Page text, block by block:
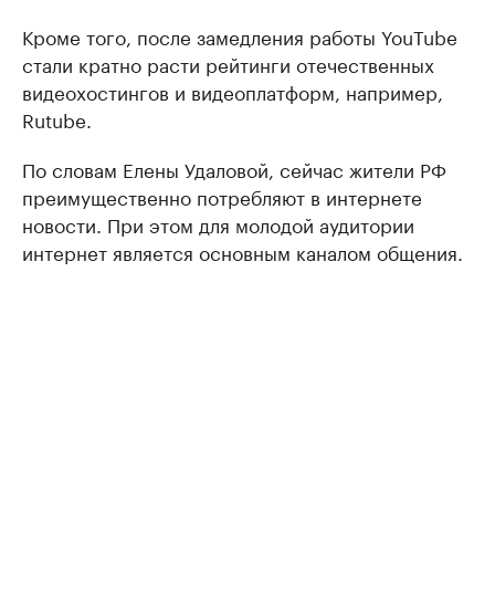
Кроме того, после замедления работы YouTube
стали кратно расти рейтинги отечественных
видеохостингов и видеоплатформ, например,
Rutube.
По словам Елены Удаловой, сейчас жители РФ
преимущественно потребляют в интернете
новости. При этом для молодой аудитории
интернет является основным каналом общения.